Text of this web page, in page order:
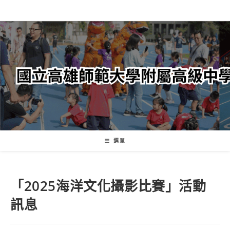
轉
至
主
內
容
選單
「2025海洋文化攝影比賽」活動
訊息